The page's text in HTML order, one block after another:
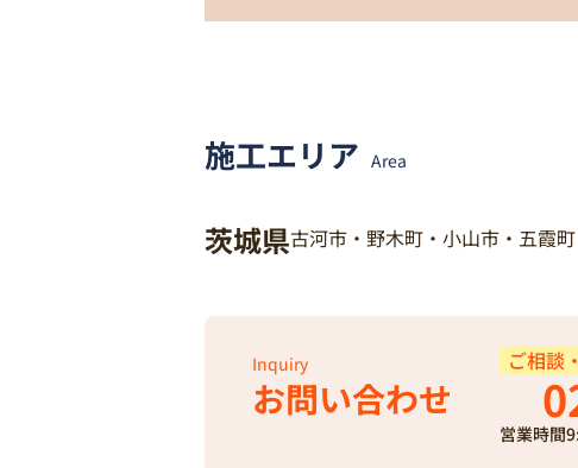
施工エリア Area
茨城県古河市・野木町・小山市・五霞
お問い合わせ
Inquiry ご相談
営業時間